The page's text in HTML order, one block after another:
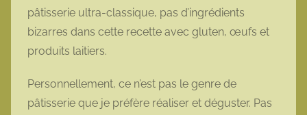
pâtisserie ultra-classique, pas d’ingrédients
bizarres dans cette recette avec gluten, œufs et
produits laitiers.
Personnellement, ce n’est pas le genre de
pâtisserie que je préfère réaliser et déguster. Pas